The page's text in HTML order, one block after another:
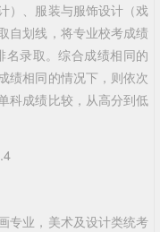
）、服装与服饰设计（戏
自划线，将专业校考成绩
录取。综合成绩相同的
绩相同的情况下，则依次
科成绩比较，从高分到低
专业，美术及设计类统考